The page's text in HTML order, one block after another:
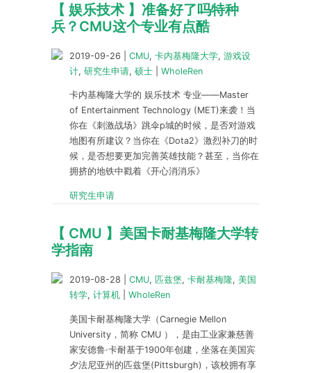
【 娱乐技术 】准备好了吗特种
兵？CMU这个专业有点酷
2019-09-26 CMU, 卡内基梅隆大学, 游戏设
计, 研究生申请, 硕士 WholeRen
卡内基梅隆大学的 娱乐技术 专业——Master
of Entertainment Technology (MET)来袭！当
你在《刺激战场》跳伞p城的时候，是否对游戏
地图有所建议？当你在《Dota2》激烈补刀的时
候，是否想要更加完善英雄技能？甚至，当你在
拥挤的地铁中戳着《开心消消乐》
研究生申请
【 CMU 】美国卡耐基梅隆大学转
学指南
2019-08-28 CMU, 匹兹堡, 卡耐基梅隆, 美国
转学, 计算机 WholeRen
美国卡耐基梅隆大学（Carnegie Mellon
University，简称 CMU ），是由工业家兼慈善
家安德鲁·卡耐基于1900年创建，坐落在美国宾
夕法尼亚州的匹兹堡(Pittsburgh)，该校拥有享